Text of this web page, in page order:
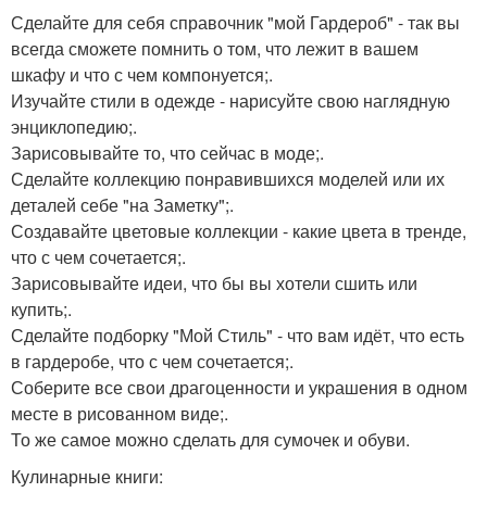
Сделайте для себя справочник "мой Гардероб" - так вы
всегда сможете помнить о том, что лежит в вашем
шкафу и что с чем компонуется;.
Изучайте стили в одежде - нарисуйте свою наглядную
энциклопедию;.
Зарисовывайте то, что сейчас в моде;.
Сделайте коллекцию понравившихся моделей или их
деталей себе "на Заметку";.
Создавайте цветовые коллекции - какие цвета в тренде,
что с чем сочетается;.
Зарисовывайте идеи, что бы вы хотели сшить или
купить;.
Сделайте подборку "Мой Стиль" - что вам идёт, что есть
в гардеробе, что с чем сочетается;.
Соберите все свои драгоценности и украшения в одном
месте в рисованном виде;.
То же самое можно сделать для сумочек и обуви.
Кулинарные книги: